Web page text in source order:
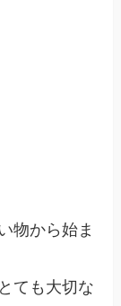
物から始ま
ても大切な